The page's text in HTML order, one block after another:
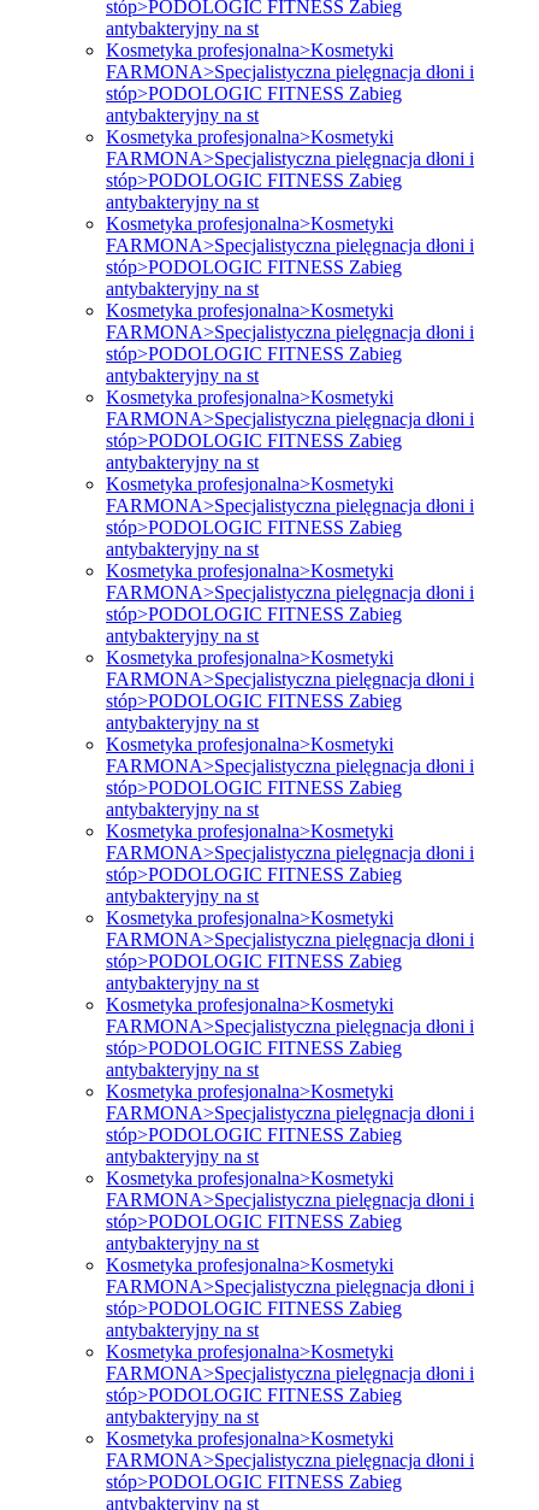
stóp>PODOLOGIC FITNESS Zabieg
antybakteryjny na st
Kosmetyka profesjonalna>Kosmetyki
FARMONA>Specjalistyczna pielęgnacja dłoni i
stóp>PODOLOGIC FITNESS Zabieg
antybakteryjny na st
Kosmetyka profesjonalna>Kosmetyki
FARMONA>Specjalistyczna pielęgnacja dłoni i
stóp>PODOLOGIC FITNESS Zabieg
antybakteryjny na st
Kosmetyka profesjonalna>Kosmetyki
FARMONA>Specjalistyczna pielęgnacja dłoni i
stóp>PODOLOGIC FITNESS Zabieg
antybakteryjny na st
Kosmetyka profesjonalna>Kosmetyki
FARMONA>Specjalistyczna pielęgnacja dłoni i
stóp>PODOLOGIC FITNESS Zabieg
antybakteryjny na st
Kosmetyka profesjonalna>Kosmetyki
FARMONA>Specjalistyczna pielęgnacja dłoni i
stóp>PODOLOGIC FITNESS Zabieg
antybakteryjny na st
Kosmetyka profesjonalna>Kosmetyki
FARMONA>Specjalistyczna pielęgnacja dłoni i
stóp>PODOLOGIC FITNESS Zabieg
antybakteryjny na st
Kosmetyka profesjonalna>Kosmetyki
FARMONA>Specjalistyczna pielęgnacja dłoni i
stóp>PODOLOGIC FITNESS Zabieg
antybakteryjny na st
Kosmetyka profesjonalna>Kosmetyki
FARMONA>Specjalistyczna pielęgnacja dłoni i
stóp>PODOLOGIC FITNESS Zabieg
antybakteryjny na st
Kosmetyka profesjonalna>Kosmetyki
FARMONA>Specjalistyczna pielęgnacja dłoni i
stóp>PODOLOGIC FITNESS Zabieg
antybakteryjny na st
Kosmetyka profesjonalna>Kosmetyki
FARMONA>Specjalistyczna pielęgnacja dłoni i
stóp>PODOLOGIC FITNESS Zabieg
antybakteryjny na st
Kosmetyka profesjonalna>Kosmetyki
FARMONA>Specjalistyczna pielęgnacja dłoni i
stóp>PODOLOGIC FITNESS Zabieg
antybakteryjny na st
Kosmetyka profesjonalna>Kosmetyki
FARMONA>Specjalistyczna pielęgnacja dłoni i
stóp>PODOLOGIC FITNESS Zabieg
antybakteryjny na st
Kosmetyka profesjonalna>Kosmetyki
FARMONA>Specjalistyczna pielęgnacja dłoni i
stóp>PODOLOGIC FITNESS Zabieg
antybakteryjny na st
Kosmetyka profesjonalna>Kosmetyki
FARMONA>Specjalistyczna pielęgnacja dłoni i
stóp>PODOLOGIC FITNESS Zabieg
antybakteryjny na st
Kosmetyka profesjonalna>Kosmetyki
FARMONA>Specjalistyczna pielęgnacja dłoni i
stóp>PODOLOGIC FITNESS Zabieg
antybakteryjny na st
Kosmetyka profesjonalna>Kosmetyki
FARMONA>Specjalistyczna pielęgnacja dłoni i
stóp>PODOLOGIC FITNESS Zabieg
antybakteryjny na st
Kosmetyka profesjonalna>Kosmetyki
FARMONA>Specjalistyczna pielęgnacja dłoni i
stóp>PODOLOGIC FITNESS Zabieg
antybakteryjny na st